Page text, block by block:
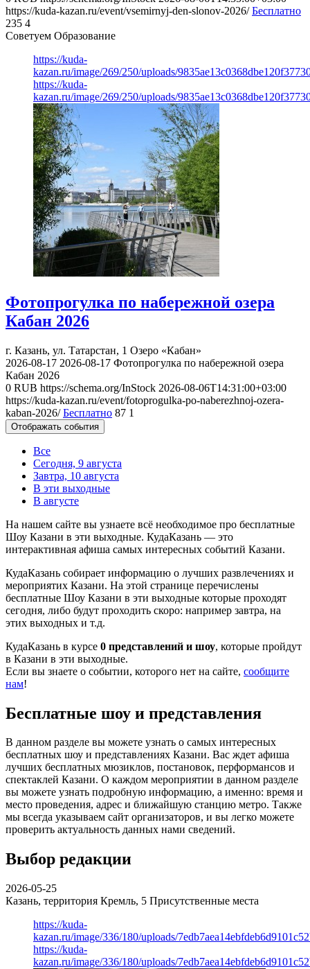
https://kuda-kazan.ru/event/vsemirnyj-den-slonov-2026/ Бесплатно
235 4
Советуем Образование
https://kuda-
kazan.ru/image/269/250/uploads/
https://kuda-
kazan.ru/image/269/250/uploads/
Фотопрогулка по набережной озера
Кабан 2026
г. Казань, ул. Татарстан, 1 Озеро «Кабан»
2026-08-17 2026-08-17 Фотопрогулка по набережной озера
Кабан 2026
0 RUB https://schema.org/InStock 2026-08-06T14:31:00+03:00
https://kuda-kazan.ru/event/fotoprogulka-po-naberezhnoj-ozera-
kaban-2026/ Бесплатно 87 1
Отображать события
Все
Сегодня, 9 августа
Завтра, 10 августа
В эти выходные
В августе
На нашем сайте вы узнаете всё необходимое про бесплатные
Шоу Казани в эти выходные. КудаКазань — это
интерактивная афиша самых интересных событий Казани.
КудаКазань собирает информацию о лучших развлечениях и
мероприятих Казани. На этой странице перечислены
бесплатные Шоу Казани в эти выходные которые проходят
сегодня, либо будут проходить скоро: например завтра, на
этих выходных и т.д.
КудаКазань в курсе 0 представлений и шоу, которые пройдут
в Казани в эти выходные.
Если вы знаете о событии, которого нет на сайте, сообщите
нам!
Бесплатные шоу и представления
В данном разделе вы можете узнать о самых интересных
бесплатных шоу и представлениях Казани. Вас ждет афиша
лучших бесплатных мюзиклов, постановок, перформансов и
спектаклей Казани. О каждом мероприятии в данном разделе
вы можете узнать подробную информацию, а именно: время и
место проведения, адрес и ближайшую станцию метро. Также
мы всегда указываем сайт организаторов, и вы легко можете
проверить актуальность данных нами сведений.
Выбор редакции
2026-05-25
Казань, территория Кремль, 5 Присутственные места
https://kuda-
kazan.ru/image/336/180/uploads/
https://kuda-
kazan.ru/image/336/180/uploads/